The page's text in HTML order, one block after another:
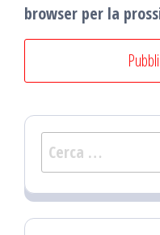
browser per la
Ricerca
per: